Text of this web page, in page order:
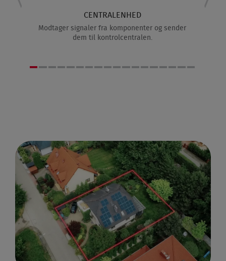
CENTRALENHED
Modtager signaler fra komponenter og sender
dem til kontrolcentralen.